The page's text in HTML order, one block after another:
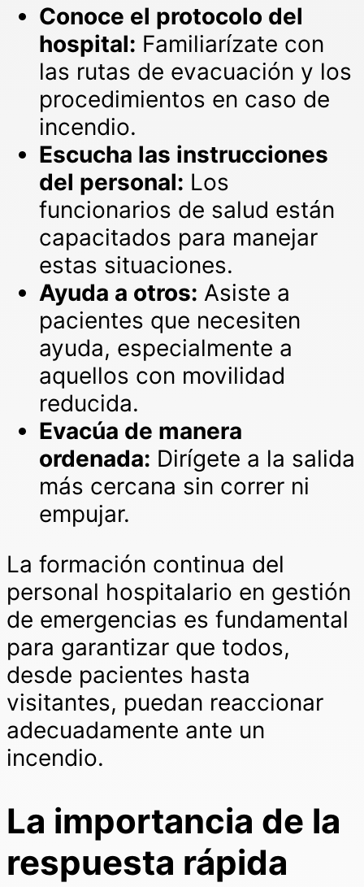
Conoce el protocolo del
hospital: Familiarízate con
las rutas de evacuación y los
procedimientos en caso de
incendio.
Escucha las instrucciones
del personal: Los
funcionarios de salud están
capacitados para manejar
estas situaciones.
Ayuda a otros: Asiste a
pacientes que necesiten
ayuda, especialmente a
aquellos con movilidad
reducida.
Evacúa de manera
ordenada: Dirígete a la salida
más cercana sin correr ni
empujar.
La formación continua del
personal hospitalario en gestión
de emergencias es fundamental
para garantizar que todos,
desde pacientes hasta
visitantes, puedan reaccionar
adecuadamente ante un
incendio.
La importancia de la
respuesta rápida